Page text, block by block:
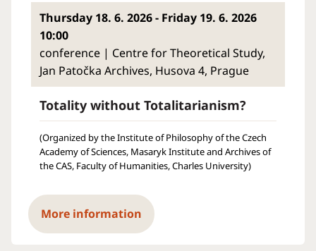
Thursday 18. 6. 2026 - Friday 19. 6. 2026
10:00
conference | Centre for Theoretical Study,
Jan Patočka Archives, Husova 4, Prague
Totality without Totalitarianism?
(Organized by the Institute of Philosophy of the Czech
Academy of Sciences, Masaryk Institute and Archives of
the CAS, Faculty of Humanities, Charles University)
More information